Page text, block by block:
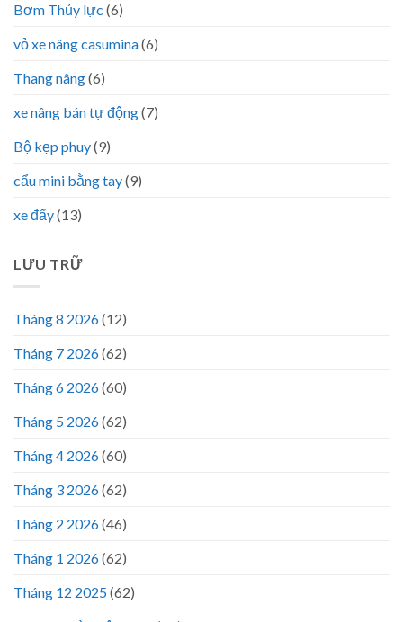
Bơm Thủy lực (6)
vỏ xe nâng casumina(6)
Thang nâng(6)
xe nâng bán tự động(7)
Bộ kẹp phuy(9)
cẩu mini bằng tay(9)
xe đẩy(13)
LƯU TRỮ
Tháng 8 2026(12)
Tháng 7 2026(62)
Tháng 6 2026(60)
Tháng 5 2026(62)
Tháng 4 2026(60)
Tháng 3 2026(62)
Tháng 2 2026(46)
Tháng 1 2026(62)
Tháng 12 2025(62)